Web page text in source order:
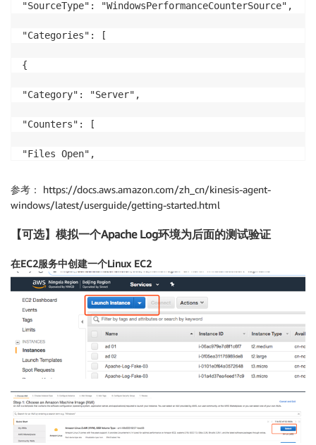
"SourceType": "WindowsPerformanceCounterSource",
"Categories": [
{
"Category": "Server",
"Counters": [
"Files Open",
"Logon Total"
},
"Category": "LogicalDisk",
"Instances": "*",
"Counters": [
"% Free Space",
{
参考： https://docs.aws.amazon.com/zh_cn/kinesis-agent-
windows/latest/userguide/getting-started.html
【可选】模拟一个Apache Log环境为后面的测试验证
在EC2服务中创建一个Linux EC2